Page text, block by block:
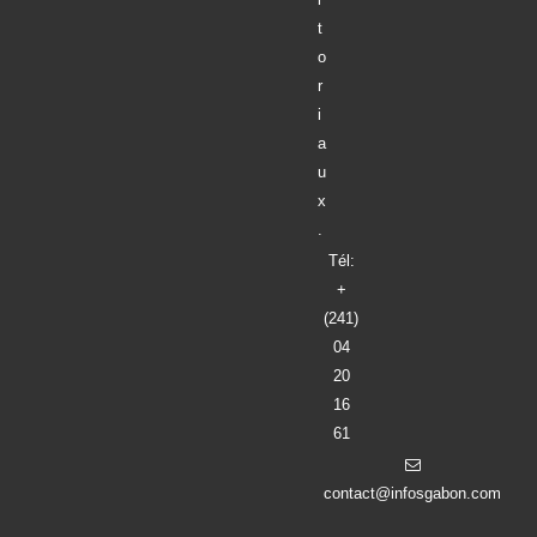
t
o
r
i
a
u
x
Tél:
+
(241)
04
20
16
61
contact@infosgabon.com